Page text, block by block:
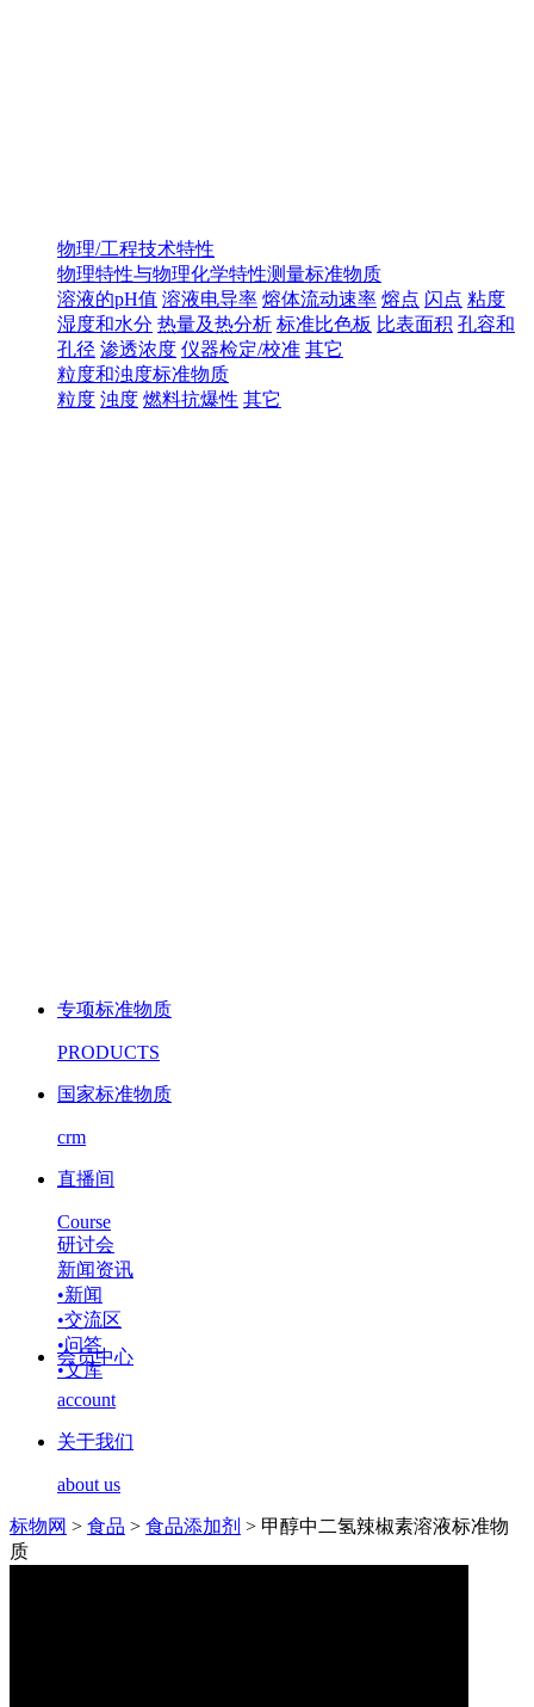
物理/工程技术特性
物理特性与物理化学特性测量标准物质
溶液的pH值 溶液电导率 熔体流动速率 熔点 闪点 粘度
湿度和水分 热量及热分析 标准比色板 比表面积 孔容和
孔径 渗透浓度 仪器检定/校准 其它
粒度和浊度标准物质
粒度 浊度 燃料抗爆性 其它
专项标准物质
PRODUCTS
国家标准物质
crm
直播间
Course
研讨会
新闻资讯
•新闻
•交流区
•问答
•文库
会员中心
account
关于我们
about us
标物网 > 食品 > 食品添加剂 > 甲醇中二氢辣椒素溶液标准物
质